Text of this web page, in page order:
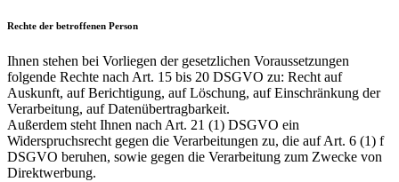
Rechte der betroffenen Person
Ihnen stehen bei Vorliegen der gesetzlichen Voraussetzungen
folgende Rechte nach Art. 15 bis 20 DSGVO zu: Recht auf
Auskunft, auf Berichtigung, auf Löschung, auf Einschränkung der
Verarbeitung, auf Datenübertragbarkeit.
Außerdem steht Ihnen nach Art. 21 (1) DSGVO ein
Widerspruchsrecht gegen die Verarbeitungen zu, die auf Art. 6 (1) f
DSGVO beruhen, sowie gegen die Verarbeitung zum Zwecke von
Direktwerbung.